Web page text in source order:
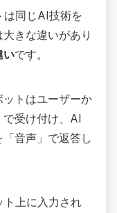
は同じAI技術を
きな違いがあり
いです。
ットはユーザーか
で受け付け、AI
音声」で返答し
上に入力され